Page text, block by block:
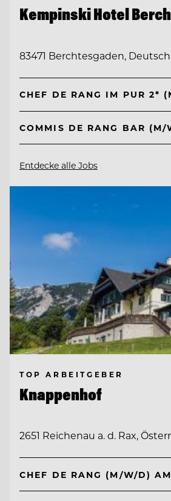
Kempinski Hotel
83471 Berchtesgaden,
CHEF DE RANG IM PUR 2*
COMMIS DE RANG BAR (M/
Entdecke alle Jobs
TOP ARBEITGEBER
Knappenhof
2651 Reichenau a. d. Rax,
CHEF DE RANG (M/W/D)